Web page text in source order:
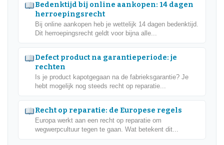
Bedenktijd bij online aankopen: 14 dagen
herroepingsrecht
Bij online aankopen heb je wettelijk 14 dagen bedenktijd.
Dit herroepingsrecht geldt voor bijna alle...
Defect product na garantieperiode: je
rechten
Is je product kapotgegaan na de fabrieksgarantie? Je
hebt mogelijk nog steeds recht op reparatie...
Recht op reparatie: de Europese regels
Europa werkt aan een recht op reparatie om
wegwerpcultuur tegen te gaan. Wat betekent dit...